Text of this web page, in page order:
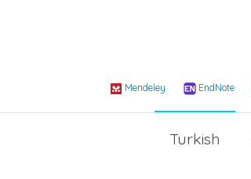
Mendeley EndNote
Turkish